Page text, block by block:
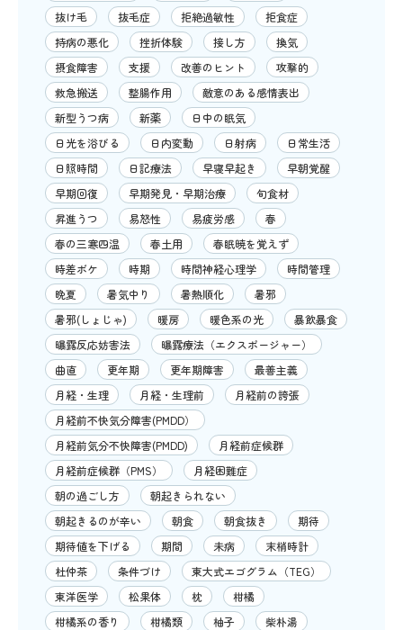
抜け毛
抜毛症 拒絶過敏性
拒食症
持病の悪化
挫折体験 接し方
換気
摂食障害
支援 改善のヒント
攻撃的
救急搬送
整腸作用
敵意のある感情表出
新型うつ病
新薬
日中の眠気
日光を浴びる
日内変動 日射病
日常生活
日照時間
日記療法 早寝早起き
早朝覚醒
早期回復
早期発見・早期治療
旬食材
昇進うつ
易怒性 易疲労感
春
春の三寒四温
春土用
春眠暁を覚えず
時差ボケ
時期 時間神経心理学
時間管理
晩夏
暑気中り 暑熱順化
暑邪
暑邪(しょじゃ)
暖房 暖色系の光
暴飲暴食
曝露反応妨害法
曝露療法（エクスポージャー）
曲直
更年期 更年期障害
最善主義
月経・生理
月経・生理前
月経前の誇張
月経前不快気分障害(PMDD）
月経前気分不快障害(PMDD)
月経前症候群
月経前症候群（PMS）
月経困難症
朝の過ごし方
朝起きられない
朝起きるのが辛い
朝食 朝食抜き
期待
期待値を下げる
期間 未病
末梢時計
杜仲茶
条件づけ
東大式エゴグラム（TEG）
東洋医学
松果体 枕
柑橘
柑橘系の香り
柑橘類 柚子
柴朴湯